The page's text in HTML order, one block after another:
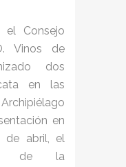
Consejo
Vinos de
dos
en las
en
de abril, el
de la